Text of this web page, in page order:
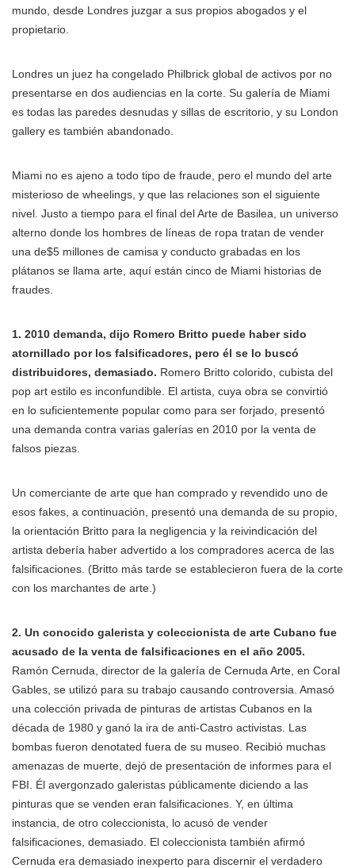
mundo, desde Londres juzgar a sus propios abogados y el
propietario.
Londres un juez ha congelado Philbrick global de activos por no
presentarse en dos audiencias en la corte. Su galería de Miami
es todas las paredes desnudas y sillas de escritorio, y su London
gallery es también abandonado.
Miami no es ajeno a todo tipo de fraude, pero el mundo del arte
misterioso de wheelings, y que las relaciones son el siguiente
nivel. Justo a tiempo para el final del Arte de Basilea, un universo
alterno donde los hombres de líneas de ropa tratan de vender
una de$5 millones de camisa y conducto grabadas en los
plátanos se llama arte, aquí están cinco de Miami historias de
fraudes.
1. 2010 demanda, dijo Romero Britto puede haber sido
atornillado por los falsificadores, pero él se lo buscó
distribuidores, demasiado. Romero Britto colorido, cubista del
pop art estilo es inconfundible. El artista, cuya obra se convirtió
en lo suficientemente popular como para ser forjado, presentó
una demanda contra varias galerías en 2010 por la venta de
falsos piezas.
Un comerciante de arte que han comprado y revendido uno de
esos fakes, a continuación, presentó una demanda de su propio,
la orientación Britto para la negligencia y la reivindicación del
artista debería haber advertido a los compradores acerca de las
falsificaciones. (Britto más tarde se establecieron fuera de la corte
con los marchantes de arte.)
2. Un conocido galerista y coleccionista de arte Cubano fue
acusado de la venta de falsificaciones en el año 2005.
Ramón Cernuda, director de la galería de Cernuda Arte, en Coral
Gables, se utilizó para su trabajo causando controversia. Amasó
una colección privada de pinturas de artistas Cubanos en la
década de 1980 y ganó la ira de anti-Castro activistas. Las
bombas fueron denotated fuera de su museo. Recibió muchas
amenazas de muerte, dejó de presentación de informes para el
FBI. Él avergonzado galeristas públicamente diciendo a las
pinturas que se venden eran falsificaciones. Y, en última
instancia, de otro coleccionista, lo acusó de vender
falsificaciones, demasiado. El coleccionista también afirmó
Cernuda era demasiado inexperto para discernir el verdadero